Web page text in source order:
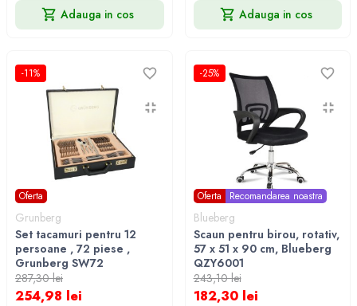
Adauga in cos Adauga in cos
-11%
Oferta
Grunberg
Set tacamuri pentru 12
persoane , 72 piese ,
Grunberg SW72
287,30 lei
254,98 lei
-25%
Oferta Recomandarea noastra
Blueberg
Scaun pentru birou, rotativ,
57 x 51 x 90 cm, Blueberg
QZY6001
243,10 lei
182,30 lei